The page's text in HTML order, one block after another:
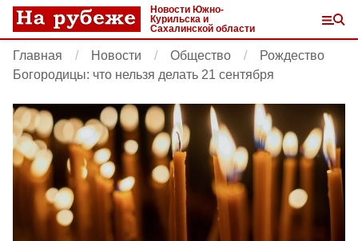
Новости Южно-
Курильска и
Сахалинской области
Главная Новости Общество
Рождество
Богородицы: что нельзя делать 21 сентября